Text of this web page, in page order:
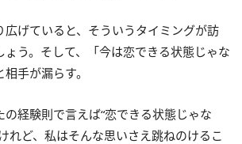
広げていると、そういうタイミングが訪
ょう。そして、「今は恋できる状態じゃな
手が漏らす。
経験則で言えば“恋できる状態じゃな
れど、私はそんな思いさえ跳ねのけるこ